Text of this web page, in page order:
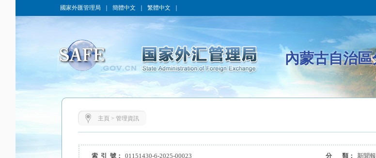
國家外匯管理局 簡體中文 繁體中文
內蒙古自治區
主頁 > 管理資訊
索 引 號： 01151430-6-2025-00023 分 類：
新聞